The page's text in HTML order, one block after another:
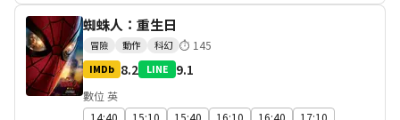
蜘蛛人：重生日
冒險 動作 科幻 ⏱ 145
IMDb 8.2 LINE 9.1
數位 英
14:40
15:10 15:40 16:10 16:40
17:10